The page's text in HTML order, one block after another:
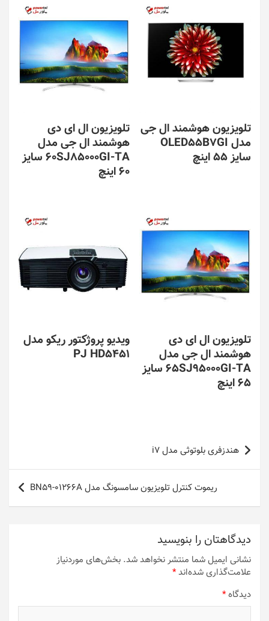
تلویزیون هوشمند ال جی
مدل OLED55B7GI
سایز 55 اینچ
تلویزیون ال ای دی
هوشمند ال جی مدل
60SJ85000GI-TA سایز
60 اینچ
تلویزیون ال ای دی
هوشمند ال جی مدل
65SJ95000GI-TA سایز
65 اینچ
ویدیو پروژکتور ریکو مدل
PJ HD5451
راهبری
نوشته
هندزفری بلوتوثی مدل i7
ریموت کنترل تلویزیون سامسونگ مدل BN59-01266A
دیدگاهتان را بنویسید
نشانی ایمیل شما منتشر نخواهد شد. بخش‌های موردنیاز
علامت‌گذاری شده‌اند*
دیدگاه*